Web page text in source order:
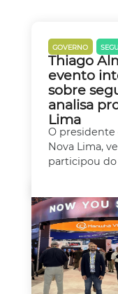
GOVERNO
Thiago
evento
sobre
analisa
Lima
O presidente
Nova Lima,
participou do